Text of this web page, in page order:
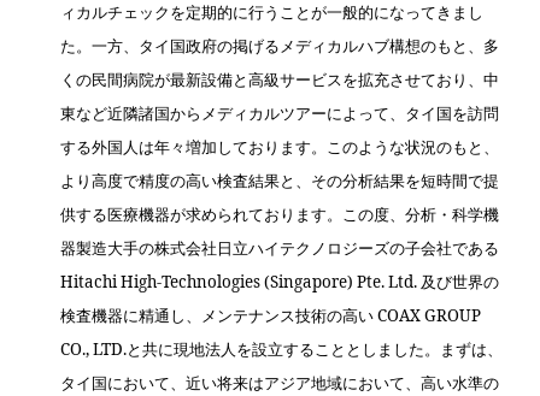
ィカルチェックを定期的に行うことが一般的になってきまし
た。一方、 タイ国政府の掲げるメディカルハブ構想のもと、多
くの民間病院が最新設備と高級サービスを拡充させており、中
東など近隣諸国からメディカルツアーによって、タイ国を訪問
する外国人は年々増加しております。このような状況のもと、
より高度で精度の高い検査結果と、その分析結果を短時間で提
供する医療機器が求められております。この度、分析・科学機
器製造大手の株式会社日立ハイテクノロジーズの子会社である
Hitachi High-Technologies (Singapore) Pte. Ltd. 及び世界の
検査機器に精通し、メンテナンス技術の高いCOAX GROUP
CO., LTD.と共に現地法人を設立することとしました。まずは、
タイ国において、近い将来はアジア地域において、高い水準の